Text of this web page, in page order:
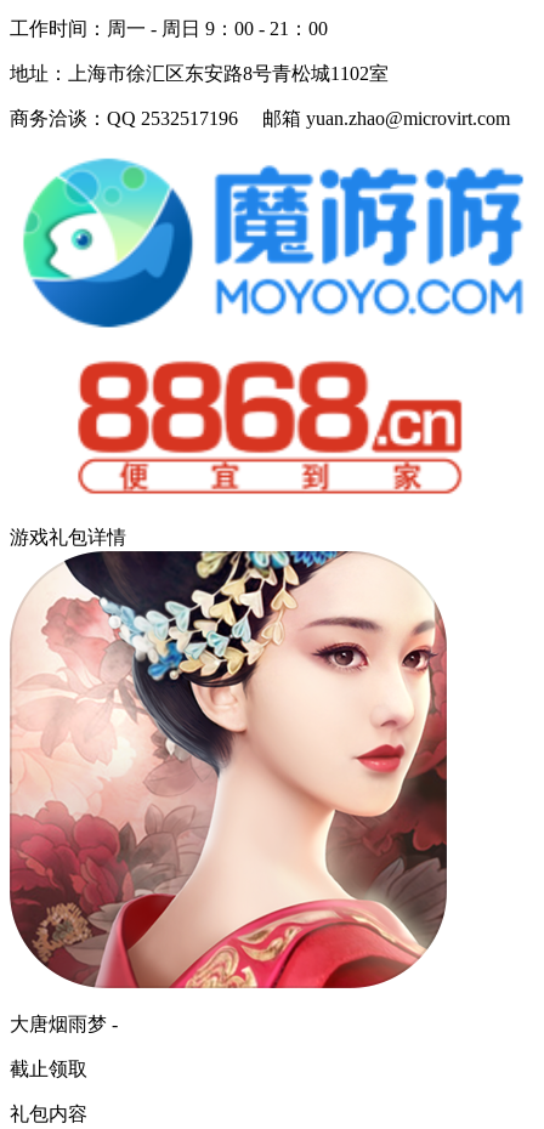
工作时间： 周一 - 周日 9：00 - 21：00
地址： 上海市徐汇区东安路8号青松城1102室
商务洽谈： QQ 2532517196 邮箱 yuan.zhao@microvirt.com
游戏礼包详情
大唐烟雨梦 -
截止领取
礼包内容